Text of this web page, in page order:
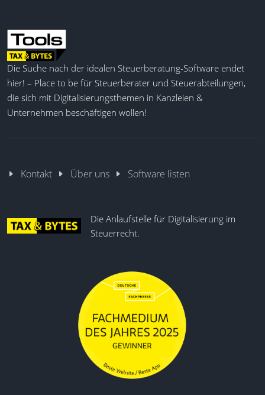
Die Suche nach der idealen Steuerberatung-Software endet
hier! – Place to be für Steuerberater und Steuerabteilungen,
die sich mit Digitalisierungsthemen in Kanzleien &
Unternehmen beschäftigen wollen!
Kontakt Über uns Software listen
Die Anlaufstelle für Digitalisierung im
Steuerrecht.